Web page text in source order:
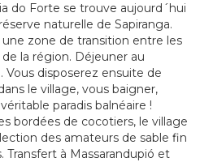
do Forte se trouve aujourd´hui
naturelle de Sapiranga.
zone de transition entre les
la région. Déjeuner au
Vous disposerez ensuite de
le village, vous baigner,
paradis balnéaire !
bordées de cocotiers, le village
des amateurs de sable fin
Transfert à Massarandupió et